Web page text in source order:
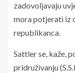
zadovoljavaju
mora potjerati iz
republikanca.
Sattler se, kaže,
pridruživanju